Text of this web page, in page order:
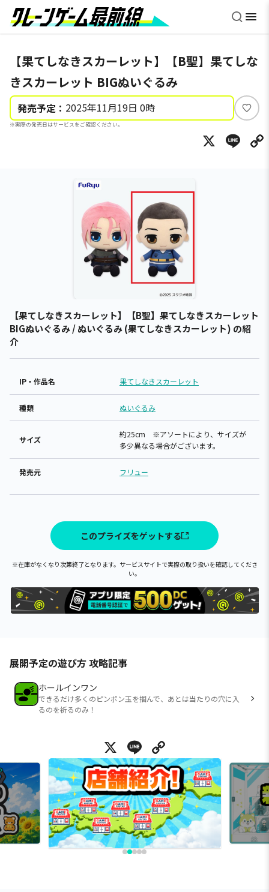
【果てしなきスカーレット】【B聖】果てしな
きスカーレット BIGぬいぐるみ
発売予定： 2025年11月19日 0時
※実際の発売日はサービスをご確認ください。
い
ね
X
【果てしなきスカーレット】【B聖】果てしなきスカーレット
BIGぬいぐるみ / ぬいぐるみ (果てしなきスカーレット) の紹
介
IP・作品名 果てしなきスカーレット
種類 ぬいぐるみ
サイズ
約25cm ※アソートにより、サイズが
多少異なる場合がございます。
発売元 フリュー
このプライズをゲットする
※在庫がなくなり次第終了となります。サービスサイトで実際の取り扱いを確認してくださ
い。
展開予定の遊び方 攻略記事
ホールインワン
できるだけ多くのピンポン玉を掴んで、あとは当たりの穴に入
るのを祈るのみ！
X Line